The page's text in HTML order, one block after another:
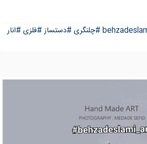
#چلنگری #دستساز #فلزی #انار